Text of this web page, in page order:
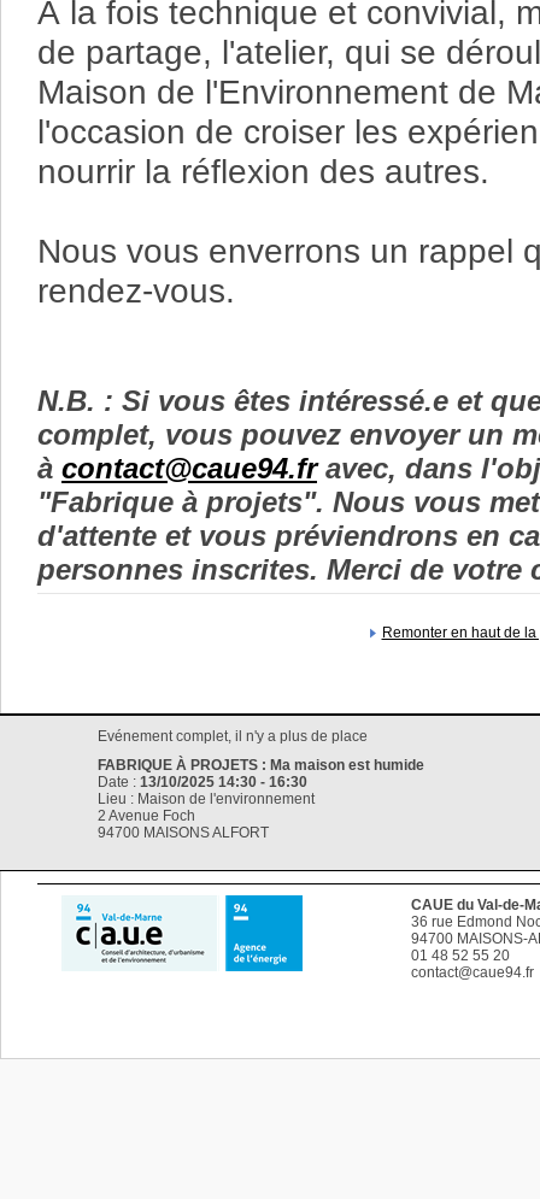
À la fois technique et convivial,
de partage, l'atelier, qui se
Maison de l'Environnement de
l'occasion de croiser les
nourrir la réflexion des autres.
Nous vous enverrons un rappel
rendez-vous.
N.B. : Si vous êtes intéressé.e et
complet, vous pouvez envoyer un
à contact@caue94.fravec, dans
"Fabrique à projets". Nous vous
d'attente et vous préviendrons en
personnes inscrites. Merci de votre
Remonter en haut de la
Evénement complet, il n'y a plus de place
FABRIQUE À PROJETS : Ma maison est humide
Date : 13/10/2025 14:30 - 16:30
Lieu : Maison de l'environnement
2 Avenue Foch
94700 MAISONS ALFORT
CAUE du Val-de-
36 rue Edmond
94700 MAISONS-
01 48 52 55 20
contact@caue94.fr